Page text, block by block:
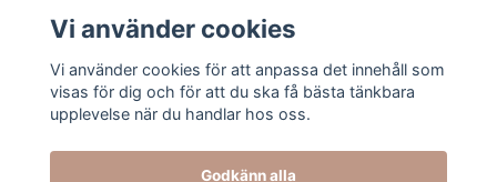
Vi använder cookies
Vi använder cookies för att anpassa det innehåll som
visas för dig och för att du ska få bästa tänkbara
upplevelse när du handlar hos oss.
Godkänn alla